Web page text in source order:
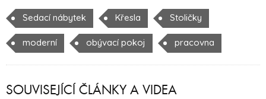
Sedací nábytek Křesla Stoličky
moderní obývací pokoj pracovna
SOUVISEJÍCÍ ČLÁNKY A VIDEA